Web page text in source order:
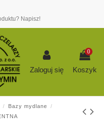
Napisz!
Zaloguj się
0
Koszyk
Bazy mydlane